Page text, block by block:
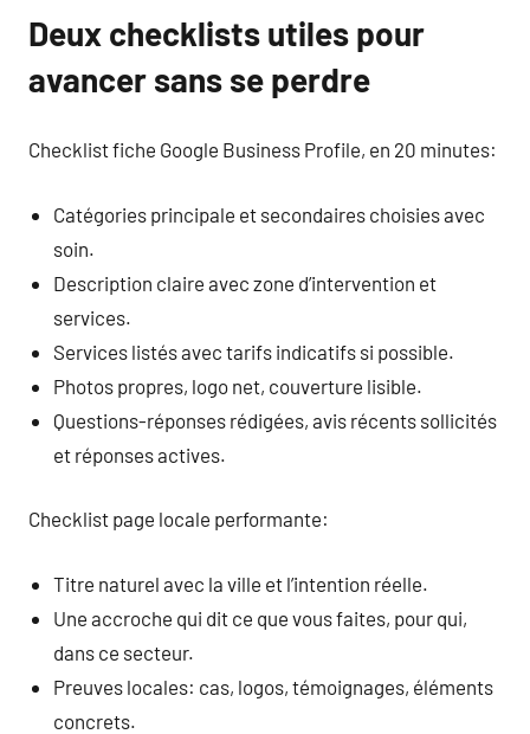
Deux checklists utiles pour
avancer sans se perdre
Checklist fiche Google Business Profile, en 20 minutes:
Catégories principale et secondaires choisies avec
soin.
Description claire avec zone d’intervention et
services.
Services listés avec tarifs indicatifs si possible.
Photos propres, logo net, couverture lisible.
Questions-réponses rédigées, avis récents sollicités
et réponses actives.
Checklist page locale performante:
Titre naturel avec la ville et l’intention réelle.
Une accroche qui dit ce que vous faites, pour qui,
dans ce secteur.
Preuves locales: cas, logos, témoignages, éléments
concrets.